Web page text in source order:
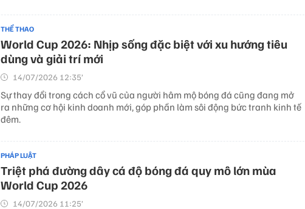
THỂ THAO
World Cup 2026: Nhịp sống đặc biệt với xu hướng tiêu
dùng và giải trí mới
14/07/2026 12:35’
Sự thay đổi trong cách cổ vũ của người hâm mộ bóng đá cũng đang mở
ra những cơ hội kinh doanh mới, góp phần làm sôi động bức tranh kinh tế
đêm.
PHÁP LUẬT
Triệt phá đường dây cá độ bóng đá quy mô lớn mùa
World Cup 2026
14/07/2026 11:25’